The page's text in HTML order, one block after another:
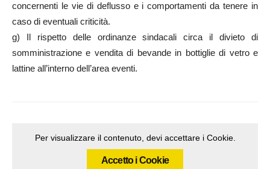
concernenti le vie di deflusso e i comportamenti da tenere in
caso di eventuali criticità.
g) Il rispetto delle ordinanze sindacali circa il divieto di
somministrazione e vendita di bevande in bottiglie di vetro e
lattine all’interno dell’area eventi.
Per visualizzare il contenuto, devi accettare i Cookie.
Accetto i Cookie